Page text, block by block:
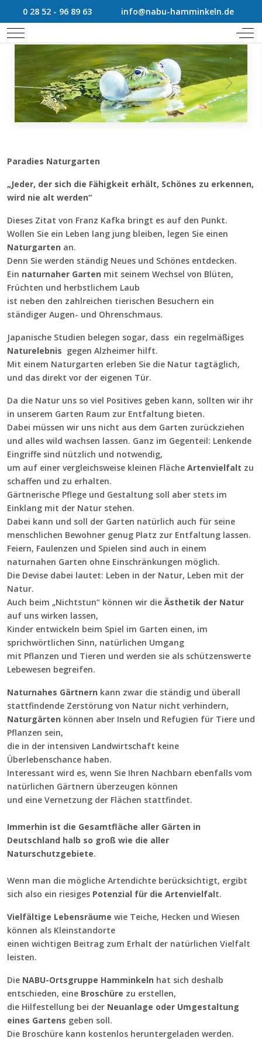
0 28 52 - 96 89 63
info@nabu-hamminkeln.de
Mobile Menu Toggle
Off-
Paradies Naturgarten
„Jeder, der sich die Fähigkeit erhält, Schönes zu erkennen,
wird nie alt werden“
Dieses Zitat von Franz Kafka bringt es auf den Punkt.
Wollen Sie ein Leben lang jung bleiben, legen Sie einen
Naturgarten an.
Denn Sie werden ständig Neues und Schönes entdecken.
Ein naturnaher Garten mit seinem Wechsel von Blüten,
Früchten und herbstlichem Laub
ist neben den zahlreichen tierischen Besuchern ein
ständiger Augen- und Ohrenschmaus.
Japanische Studien belegen sogar, dass ein regelmäßiges
Naturelebnis gegen Alzheimer hilft.
Mit einem Naturgarten erleben Sie die Natur tagtäglich,
und das direkt vor der eigenen Tür.
Da die Natur uns so viel Positives geben kann, sollten wir ihr
in unserem Garten Raum zur Entfaltung bieten.
Dabei müssen wir uns nicht aus dem Garten zurückziehen
und alles wild wachsen lassen. Ganz im Gegenteil: Lenkende
Eingriffe sind nützlich und notwendig,
um auf einer vergleichsweise kleinen Fläche Artenvielfalt zu
schaffen und zu erhalten.
Gärtnerische Pflege und Gestaltung soll aber stets im
Einklang mit der Natur stehen.
Dabei kann und soll der Garten natürlich auch für seine
menschlichen Bewohner genug Platz zur Entfaltung lassen.
Feiern, Faulenzen und Spielen sind auch in einem
naturnahen Garten ohne Einschränkungen möglich.
Die Devise dabei lautet: Leben in der Natur, Leben mit der
Natur.
Auch beim „Nichtstun“ können wir dieÄsthetik der Natur
auf uns wirken lassen,
Kinder entwickeln beim Spiel im Garten einen, im
sprichwörtlichen Sinn, natürlichen Umgang
mit Pflanzen und Tieren und werden sie als schützenswerte
Lebewesen begreifen.
Naturnahes Gärtnern kann zwar die ständig und überall
stattfindende Zerstörung von Natur nicht verhindern,
Naturgärten können aber Inseln und Refugien für Tiere und
Pflanzen sein,
die in der intensiven Landwirtschaft keine
Überlebenschance haben.
Interessant wird es, wenn Sie Ihren Nachbarn ebenfalls vom
natürlichen Gärtnern überzeugen können
und eine Vernetzung der Flächen stattfindet.
Immerhin ist die Gesamtfläche aller Gärten in
Deutschland halb so groß wie die aller
Naturschutzgebiete.
Wenn man die mögliche Artendichte berücksichtigt, ergibt
sich also ein riesiges Potenzial für die Artenvielfalt.
Vielfältige Lebensräume wie Teiche, Hecken und Wiesen
können als Kleinstandorte
einen wichtigen Beitrag zum Erhalt der natürlichen Vielfalt
leisten.
Die NABU-Ortsgruppe Hamminkeln hat sich deshalb
entschieden, eine Broschüre zu erstellen,
die Hilfestellung bei der Neuanlage oder Umgestaltung
eines Gartens geben soll.
Die Broschüre kann kostenlos heruntergeladen werden.